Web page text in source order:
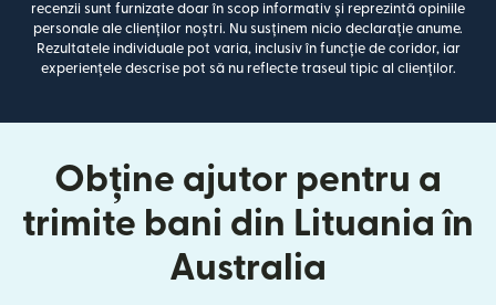
recenzii sunt furnizate doar în scop informativ și reprezintă opiniile
personale ale clienților noștri. Nu susținem nicio declarație anume.
Rezultatele individuale pot varia, inclusiv în funcție de coridor, iar
experiențele descrise pot să nu reflecte traseul tipic al clienților.
Obține ajutor pentru a
trimite bani din Lituania în
Australia